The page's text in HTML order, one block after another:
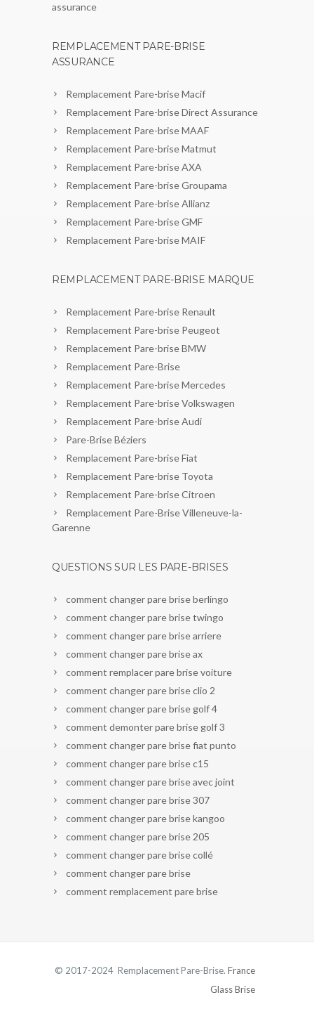
assurance
REMPLACEMENT PARE-BRISE
ASSURANCE
Remplacement Pare-brise Macif
Remplacement Pare-brise Direct Assurance
Remplacement Pare-brise MAAF
Remplacement Pare-brise Matmut
Remplacement Pare-brise AXA
Remplacement Pare-brise Groupama
Remplacement Pare-brise Allianz
Remplacement Pare-brise GMF
Remplacement Pare-brise MAIF
REMPLACEMENT PARE-BRISE MARQUE
Remplacement Pare-brise Renault
Remplacement Pare-brise Peugeot
Remplacement Pare-brise BMW
Remplacement Pare-Brise
Remplacement Pare-brise Mercedes
Remplacement Pare-brise Volkswagen
Remplacement Pare-brise Audi
Pare-Brise Béziers
Remplacement Pare-brise Fiat
Remplacement Pare-brise Toyota
Remplacement Pare-brise Citroen
Remplacement Pare-Brise Villeneuve-la-
Garenne
QUESTIONS SUR LES PARE-BRISES
comment changer pare brise berlingo
comment changer pare brise twingo
comment changer pare brise arriere
comment changer pare brise ax
comment remplacer pare brise voiture
comment changer pare brise clio 2
comment changer pare brise golf 4
comment demonter pare brise golf 3
comment changer pare brise fiat punto
comment changer pare brise c15
comment changer pare brise avec joint
comment changer pare brise 307
comment changer pare brise kangoo
comment changer pare brise 205
comment changer pare brise collé
comment changer pare brise
comment remplacement pare brise
© 2017-2024 Remplacement Pare-Brise. France
Glass Brise